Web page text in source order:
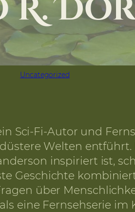
R.
Uncategorized
Sci-Fi-Autor und
Welten
inspiriert ist,
Geschichte
über
eine Fernsehserie